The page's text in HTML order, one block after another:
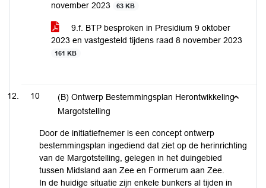
november 2023
63 KB
9.f. BTP besproken in Presidium 9 oktober
2023 en vastgesteld tijdens raad 8 november 2023
161 KB
10
(B) Ontwerp Bestemmingsplan Herontwikkeling
Margotstelling
Door de initiatiefnemer is een concept ontwerp
bestemmingsplan ingediend dat ziet op de herinrichting
van de Margotstelling, gelegen in het duingebied
tussen Midsland aan Zee en Formerum aan Zee.
In de huidige situatie zijn enkele bunkers al tijden in